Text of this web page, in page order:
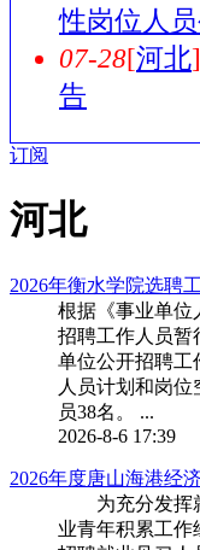
性岗位人
07-28[河北]
告
订阅
河北
2026年衡水学院选聘
根据《事业单位
招聘工作人员暂
单位公开招聘工
人员计划和岗
员38名。 ...
2026-8-6 17:39
2026年度唐山海港经
为充分发挥就
业青年积累工作